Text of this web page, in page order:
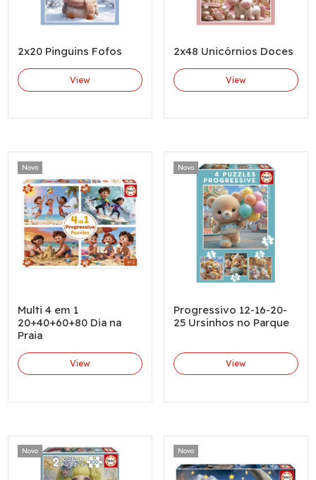
2x20 Pinguins Fofos
View
2x48 Unicórnios Doces
View
Novo
Multi 4 em 1
20+40+60+80 Dia na
Praia
View
Novo
Progressivo 12-16-20-
25 Ursinhos no Parque
View
Novo Novo